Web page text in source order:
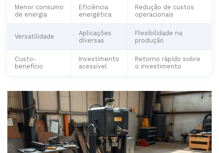
Menor consumo
de energia
Eficiência
energética
Redução de custos
operacionais
Versatilidade
Aplicações
diversas
Flexibilidade na
produção
Custo-
benefício
Investimento
acessível
Retorno rápido sobre
o investimento